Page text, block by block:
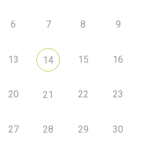
6 7 8 9
13 14 15 16
20 21 22 23
27 28 29 30